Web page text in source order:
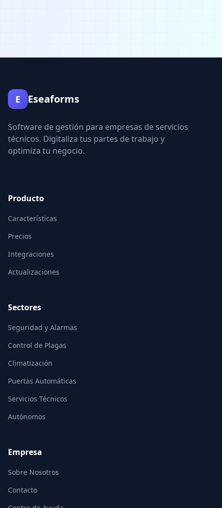
E Eseaforms
Software de gestión para empresas de servicios
técnicos. Digitaliza tus partes de trabajo y
optimiza tu negocio.
Producto
Características
Precios
Integraciones
Actualizaciones
Sectores
Seguridad y Alarmas
Control de Plagas
Climatización
Puertas Automáticas
Servicios Técnicos
Autónomos
Empresa
Sobre Nosotros
Contacto